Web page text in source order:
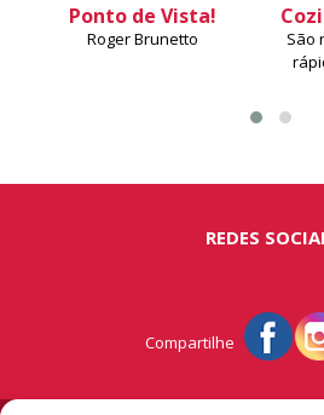
Ponto de Vista!
Roger Brunetto
São
REDES
Compartilhe